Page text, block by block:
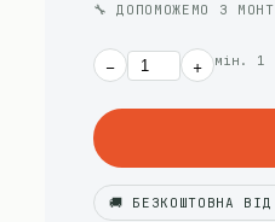
🔧 ДОПОМОЖЕМО З
− + мін. 1
🚚 БЕЗКОШТОВНА